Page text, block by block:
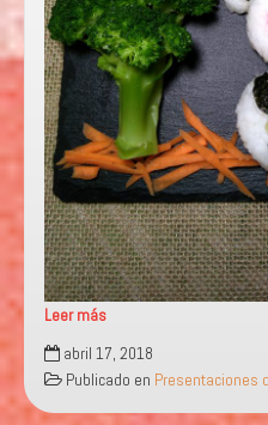
Leer más
Panda
Brócoli
abril 17, 2018
Publicado en Presentaciones